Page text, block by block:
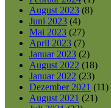
August 2023 (8)
Juni 2023 (4)
Mai 2023 (27)
April 2023 (7)
Januar 2023 (2)
August 2022 (18)
Januar 2022 (23)
Dezember 2021 (11)
August 2021 (21)